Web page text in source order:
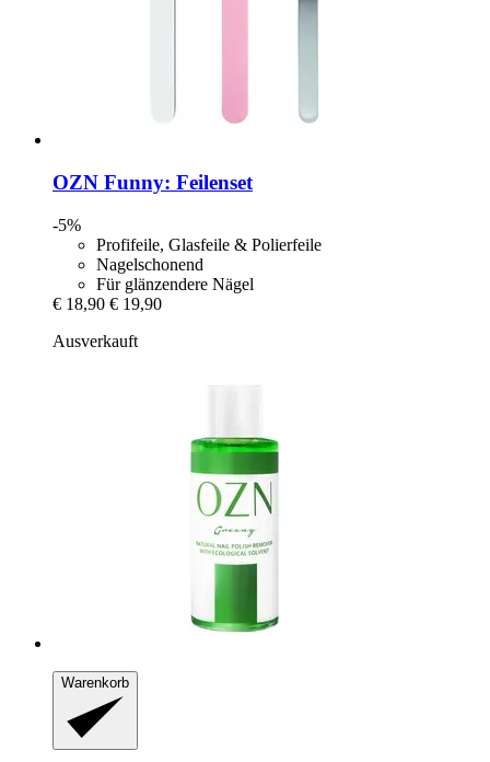
OZN Funny: Feilenset
-5%
Profifeile, Glasfeile & Polierfeile
Nagelschonend
Für glänzendere Nägel
€ 18,90 € 19,90
Ausverkauft
Warenkorb